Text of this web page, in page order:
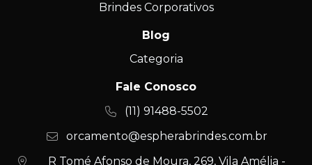
Brindes Corporativos
Blog
Categoria
Fale Conosco
(11) 91488-5502
orcamento@espherabrindes.com.br
R Tomé Afonso de Moura, 269, Vila Amélia -